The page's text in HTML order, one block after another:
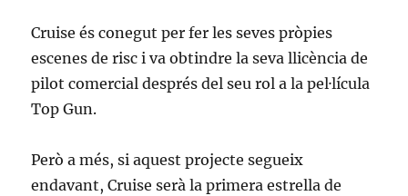
Cruise és conegut per fer les seves pròpies
escenes de risc i va obtindre la seva llicència de
pilot comercial després del seu rol a la pel·lícula
Top Gun.
Però a més, si aquest projecte segueix
endavant, Cruise serà la primera estrella de